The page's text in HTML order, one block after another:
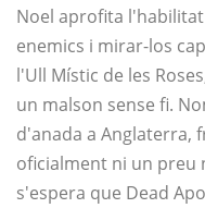
Noel aprofita
enemics i mirar-los
l'Ull Místic de les
un malson sense fi.
d'anada a Anglaterra,
oficialment ni un preu
s'espera que Dead